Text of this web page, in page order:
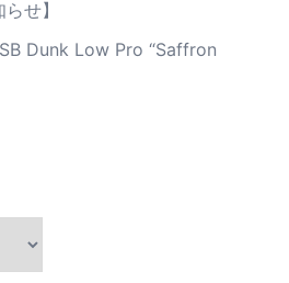
せ】
Dunk Low Pro “Saffron